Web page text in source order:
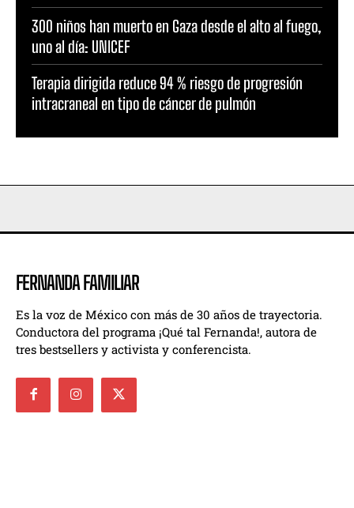
300 niños han muerto en Gaza desde el alto al fuego,
uno al día: UNICEF
Terapia dirigida reduce 94 % riesgo de progresión
intracraneal en tipo de cáncer de pulmón
FERNANDA FAMILIAR
Es la voz de México con más de 30 años de trayectoria.
Conductora del programa ¡Qué tal Fernanda!, autora de
tres bestsellers y activista y conferencista.